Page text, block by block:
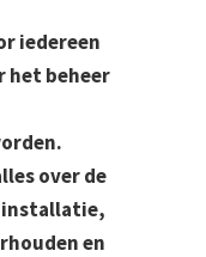
iedereen
het beheer
over de
en